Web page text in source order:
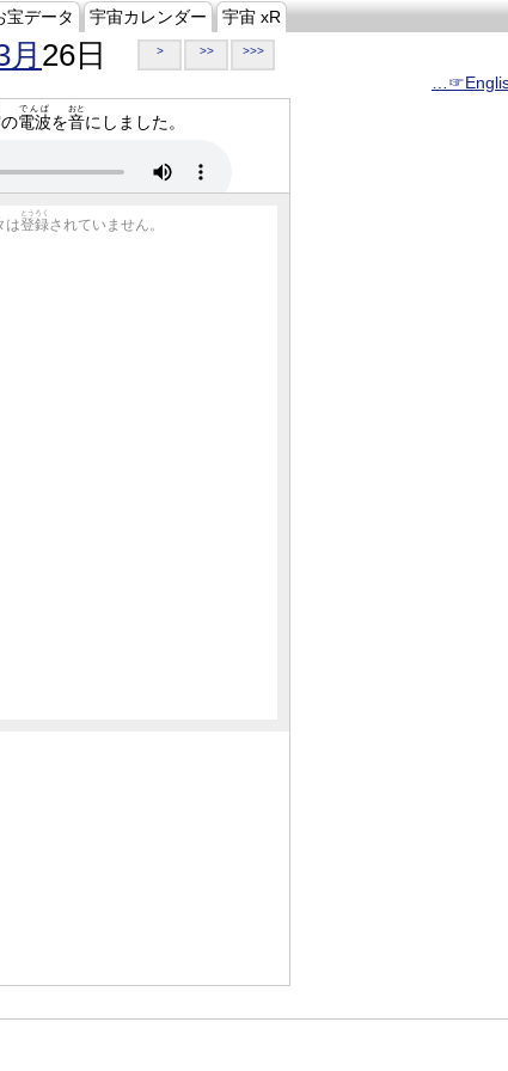
宝データ 宇宙カレンダー 宇宙 xR
26日 > >> >>>
の電波
でんぱ
を音
おと
にしました。
は登録
とうろく
されていません。